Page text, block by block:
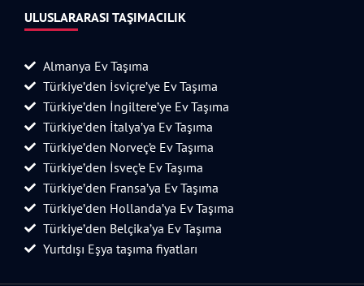
ULUSLARARASI TAŞIMACILIK
Almanya Ev Taşıma
Türkiye’den İsviçre’ye Ev Taşıma
Türkiye’den İngiltere’ye Ev Taşıma
Türkiye’den İtalya’ya Ev Taşıma
Türkiye’den Norveç’e Ev Taşıma
Türkiye’den İsveç’e Ev Taşıma
Türkiye’den Fransa’ya Ev Taşıma
Türkiye’den Hollanda’ya Ev Taşıma
Türkiye’den Belçika’ya Ev Taşıma
Yurtdışı Eşya taşıma fiyatları